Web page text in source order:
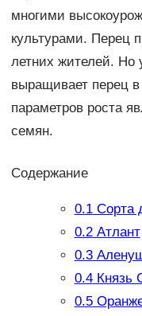
многими
культурами. Перец
летних жителей. Но
выращивает перец
параметров роста
семян.
Содержание
0.1Сорта
0.2Атлант
0.3
0.4Князь
0.5